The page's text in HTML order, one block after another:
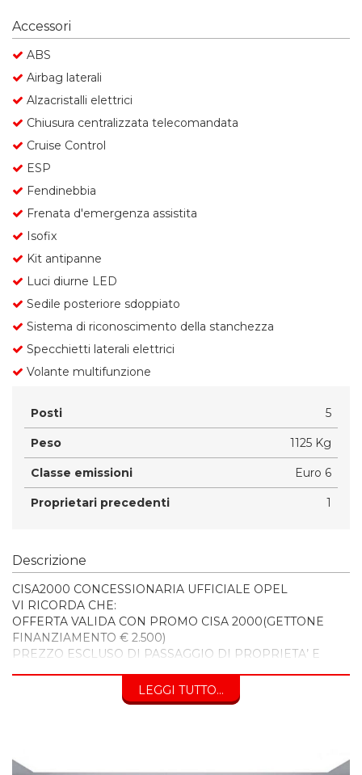
Accessori
ABS
Airbag laterali
Alzacristalli elettrici
Chiusura centralizzata telecomandata
Cruise Control
ESP
Fendinebbia
Frenata d'emergenza assistita
Isofix
Kit antipanne
Luci diurne LED
Sedile posteriore sdoppiato
Sistema di riconoscimento della stanchezza
Specchietti laterali elettrici
Volante multifunzione
Posti 5
Peso 1125 Kg
Classe emissioni Euro 6
Proprietari precedenti 1
Descrizione
CISA2000 CONCESSIONARIA UFFICIALE OPEL
VI RICORDA CHE:
OFFERTA VALIDA CON PROMO CISA 2000(GETTONE
FINANZIAMENTO € 2.500)
PREZZO ESCLUSO DI PASSAGGIO DI PROPRIETA’ E
INOLTRE VI INVITIAMO A SPECIFICARE:
- IN CASO DI AUTO DA PERMUTARE o ROTTAMARE
LEGGI TUTTO...